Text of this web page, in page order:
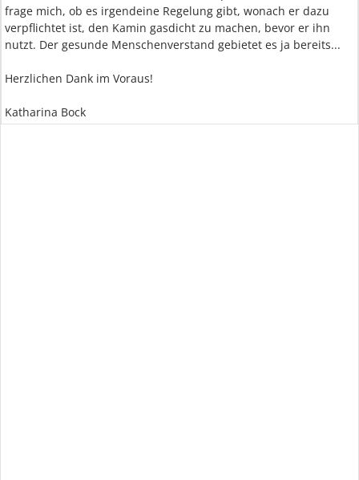
frage mich, ob es irgendeine Regelung gibt, wonach er dazu
verpflichtet ist, den Kamin gasdicht zu machen, bevor er ihn
nutzt. Der gesunde Menschenverstand gebietet es ja bereits...
Herzlichen Dank im Voraus!
Katharina Bock